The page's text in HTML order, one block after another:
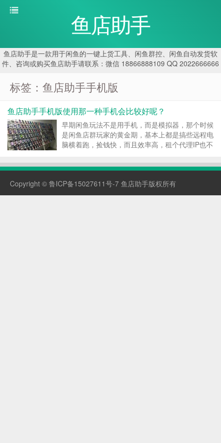
鱼店助手
鱼店助手是一款用于闲鱼的一键上货工具、闲鱼群控、闲鱼自动发货软
件、咨询或购买鱼店助手请联系：微信 18866888109 QQ 2022666666
标签：鱼店助手手机版
鱼店助手手机版使用那一种手机会比较好呢？
早期闲鱼玩法不是用手机，而是模拟器，那个时候
是闲鱼店群玩家的黄金期，基本上都是搞些远程电
脑横着跑，捡钱快，而且效率高，租个代理IP也不
手机版用哪一种手机的问题。 模拟器的优势就在
也有弊...
Copyright © 鲁ICP备15027611号-7 鱼店助手版权所有